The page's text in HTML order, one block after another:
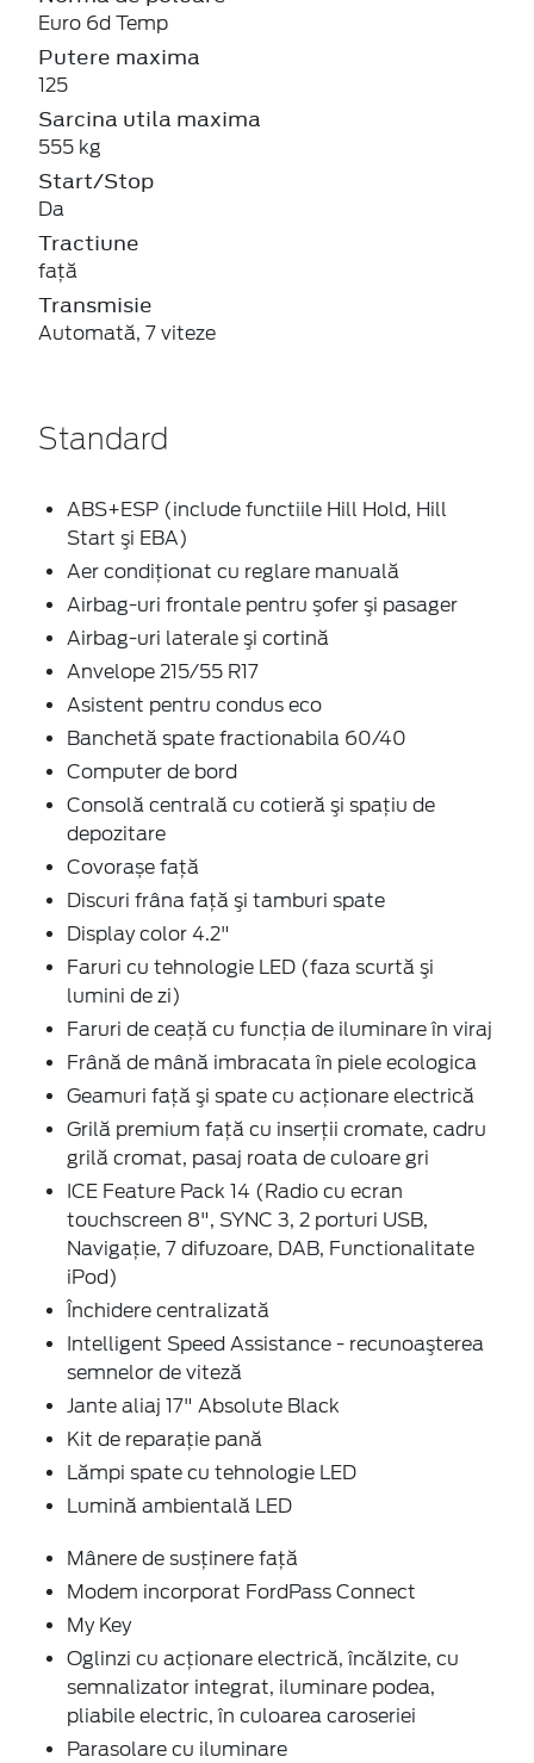
Euro 6d Temp
Putere maxima
125
Sarcina utila maxima
555 kg
Start/Stop
Da
Tractiune
faţă
Transmisie
Automată, 7 viteze
Standard
ABS+ESP (include functiile Hill Hold, Hill
Start şi EBA)
Aer condiţionat cu reglare manuală
Airbag-uri frontale pentru şofer şi pasager
Airbag-uri laterale şi cortină
Anvelope 215/55 R17
Asistent pentru condus eco
Banchetă spate fractionabila 60/40
Computer de bord
Consolă centrală cu cotieră şi spaţiu de
depozitare
Covorașe față
Discuri frâna faţă şi tamburi spate
Display color 4.2"
Faruri cu tehnologie LED (faza scurtă şi
lumini de zi)
Faruri de ceaţă cu funcţia de iluminare în viraj
Frână de mână imbracata în piele ecologica
Geamuri faţă şi spate cu acţionare electrică
Grilă premium faţă cu inserţii cromate, cadru
grilă cromat, pasaj roata de culoare gri
ICE Feature Pack 14 (Radio cu ecran
touchscreen 8", SYNC 3, 2 porturi USB,
Navigaţie, 7 difuzoare, DAB, Functionalitate
iPod)
Închidere centralizată
Intelligent Speed Assistance - recunoaşterea
semnelor de viteză
Jante aliaj 17" Absolute Black
Kit de reparaţie pană
Lămpi spate cu tehnologie LED
Lumină ambientală LED
Mânere de susţinere faţă
Modem incorporat FordPass Connect
My Key
Oglinzi cu acţionare electrică, încălzite, cu
semnalizator integrat, iluminare podea,
pliabile electric, în culoarea caroseriei
Parasolare cu iluminare